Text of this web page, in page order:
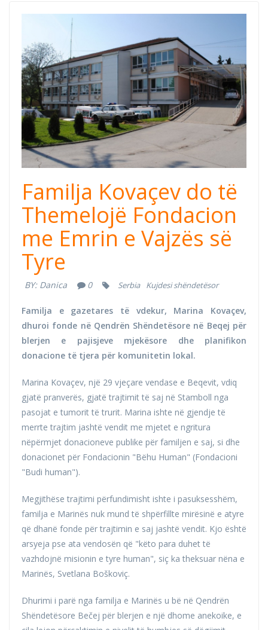
Dom zdravlja
Becej.jpg
Familja Kovaçev do të
Themelojë Fondacion
me Emrin e Vajzës së
Tyre
BY: Danica 0 Serbia Kujdesi shëndetësor
Familja e gazetares të vdekur, Marina Kovaçev,
dhuroi fonde në Qendrën Shëndetësore në Beqej për
blerjen e pajisjeve mjekësore dhe planifikon
donacione të tjera për komunitetin lokal.
Marina Kovaçev, një 29 vjeçare vendase e Beqevit, vdiq
gjatë pranverës, gjatë trajtimit të saj në Stamboll nga
pasojat e tumorit të trurit. Marina ishte në gjendje të
merrte trajtim jashtë vendit me mjetet e ngritura
nëpërmjet donacioneve publike për familjen e saj, si dhe
donacionet për Fondacionin "Bëhu Human" (Fondacioni
"Budi human").
Megjithëse trajtimi përfundimisht ishte i pasuksesshëm,
familja e Marinës nuk mund të shpërfillte mirësinë e atyre
që dhanë fonde për trajtimin e saj jashtë vendit. Kjo është
arsyeja pse ata vendosën që "këto para duhet të
vazhdojnë misionin e tyre human", siç ka theksuar nëna e
Marinës, Svetlana Boškoviç.
Dhurimi i parë nga familja e Marinës u bë në Qendrën
Shëndetësore Bečej për blerjen e një dhome anekoike, e